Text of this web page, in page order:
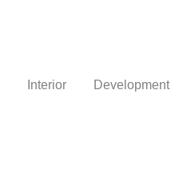
Interior Development